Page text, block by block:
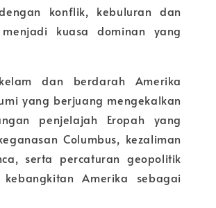
konflik, kebuluran dan
kuasa dominan yang
dan berdarah Amerika
yang berjuang mengekalkan
penjelajah Eropah yang
Columbus, kezaliman
serta percaturan geopolitik
Amerika sebagai